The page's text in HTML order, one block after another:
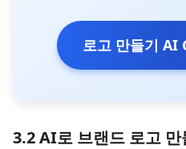
로고 만들기 AI
3.2 AI로 브랜드 로고 만